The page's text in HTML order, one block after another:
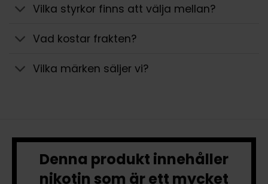
Vilka styrkor finns att välja mellan?
Vad kostar frakten?
Vilka märken säljer vi?
Denna produkt innehåller
nikotin som är ett mycket